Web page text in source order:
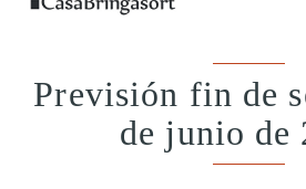
Previsión fin de
de junio de